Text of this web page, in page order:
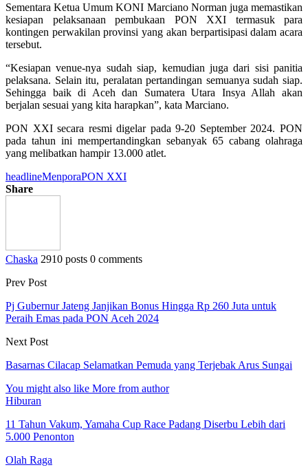
Sementara Ketua Umum KONI Marciano Norman juga memastikan
kesiapan pelaksanaan pembukaan PON XXI termasuk para
kontingen perwakilan provinsi yang akan berpartisipasi dalam acara
tersebut.
“Kesiapan venue-nya sudah siap, kemudian juga dari sisi panitia
pelaksana. Selain itu, peralatan pertandingan semuanya sudah siap.
Sehingga baik di Aceh dan Sumatera Utara Insya Allah akan
berjalan sesuai yang kita harapkan”, kata Marciano.
PON XXI secara resmi digelar pada 9-20 September 2024. PON
pada tahun ini mempertandingkan sebanyak 65 cabang olahraga
yang melibatkan hampir 13.000 atlet.
headlineMenporaPON XXI
Share
Chaska 2910 posts 0 comments
Prev Post
Pj Gubernur Jateng Janjikan Bonus Hingga Rp 260 Juta untuk
Peraih Emas pada PON Aceh 2024
Next Post
Basarnas Cilacap Selamatkan Pemuda yang Terjebak Arus Sungai
You might also like More from author
Hiburan
11 Tahun Vakum, Yamaha Cup Race Padang Diserbu Lebih dari
5.000 Penonton
Olah Raga